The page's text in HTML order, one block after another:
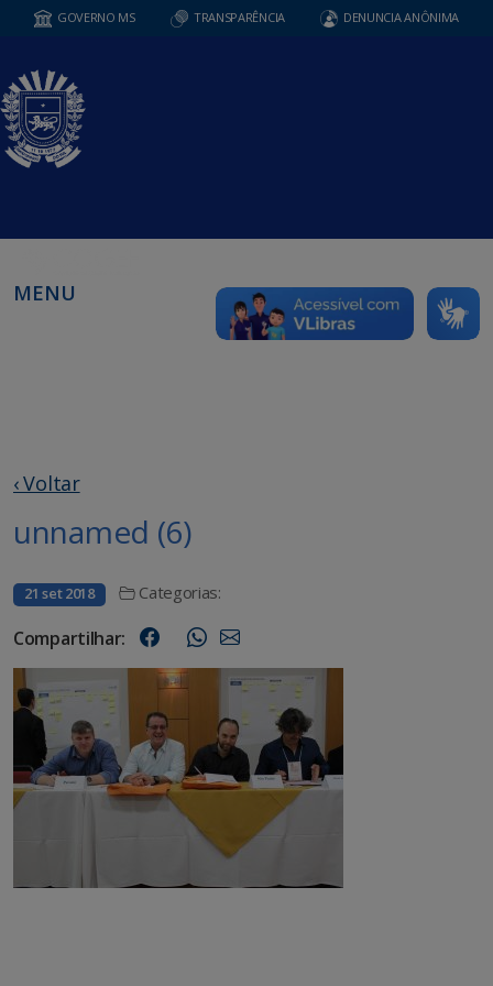
GOVERNO MS TRANSPARÊNCIA DENUNCIA ANÔNIMA
MENU
‹ Voltar
unnamed (6)
21 set 2018 Categorias:
Compartilhar: